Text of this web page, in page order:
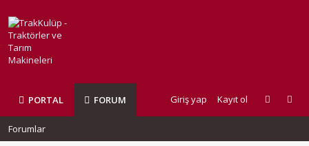
PORTAL FORUM Giriş yap Kayıt ol
Forumlar